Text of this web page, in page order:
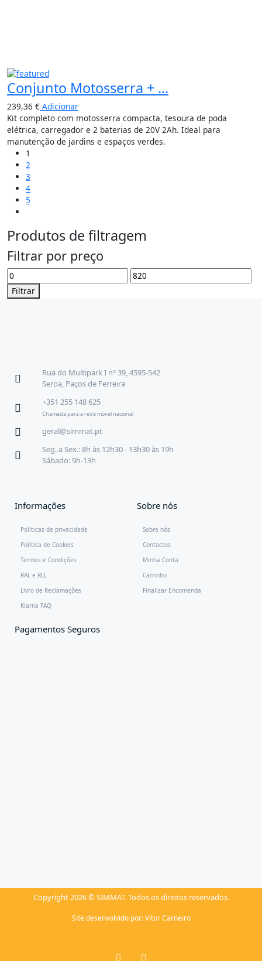
Conjunto Motosserra + ...
239,36 € Adicionar
Kit completo com motosserra compacta, tesoura de poda
elétrica, carregador e 2 baterias de 20V 2Ah. Ideal para
manutenção de jardins e espaços verdes.
1
2
3
4
5
Produtos de filtragem
Filtrar por preço
Filtrar
Rua do Multipark I nº 39, 4595-542
Seroa, Paços de Ferreira
+351 255 148 625
Chamada para a rede móvel nacional
geral@simmat.pt
Seg. a Sex.: 8h às 12h30 - 13h30 às 19h
Sábado: 9h-13h
Informações
Políticas de privacidade
Política de Cookies
Termos e Condições
RAL e RLL
Livro de Reclamações
Klarna FAQ
Sobre nós
Sobre nós
Contactos
Minha Conta
Carrinho
Finalizar Encomenda
Pagamentos Seguros
Copyright 2026 © SIMMAT. Todos os direitos reservados.
Site desenvolvido por: Vítor Carneiro